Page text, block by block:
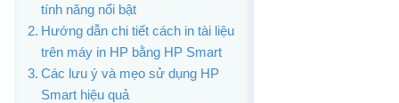
tính năng nổi bật
Hướng dẫn chi tiết cách in tài liệu
trên máy in HP bằng HP Smart
Các lưu ý và mẹo sử dụng HP
Smart hiệu quả